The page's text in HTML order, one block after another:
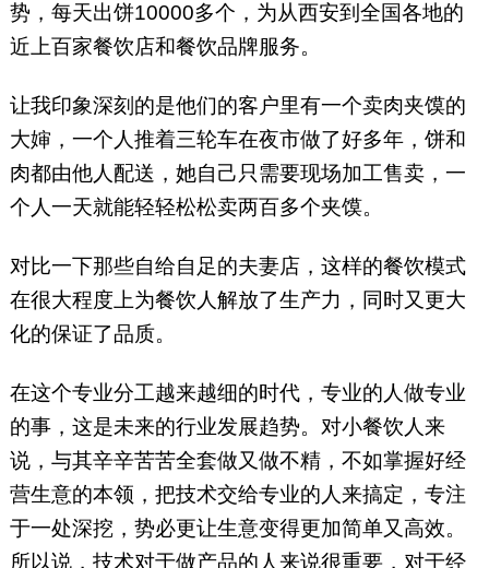
势，每天出饼10000多个，为从西安到全国各地的
近上百家餐饮店和餐饮品牌服务。
让我印象深刻的是他们的客户里有一个卖肉夹馍的
大婶，一个人推着三轮车在夜市做了好多年，饼和
肉都由他人配送，她自己只需要现场加工售卖，一
个人一天就能轻轻松松卖两百多个夹馍。
对比一下那些自给自足的夫妻店，这样的餐饮模式
在很大程度上为餐饮人解放了生产力，同时又更大
化的保证了品质。
在这个专业分工越来越细的时代，专业的人做专业
的事，这是未来的行业发展趋势。对小餐饮人来
说，与其辛辛苦苦全套做又做不精，不如掌握好经
营生意的本领，把技术交给专业的人来搞定，专注
于一处深挖，势必更让生意变得更加简单又高效。
所以说，技术对于做产品的人来说很重要，对于经